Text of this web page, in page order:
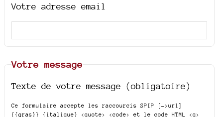
Votre adresse email
Votre message
Texte de votre message (obligatoire)
Ce formulaire accepte les raccourcis SPIP
[->url]
{{gras}} {italique} <quote> <code>
et le code HTML <q>